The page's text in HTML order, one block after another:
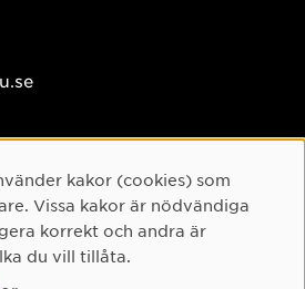
kakor (cookies) som
Vissa kakor är nödvändiga
korrekt och andra är
du vill tillåta.